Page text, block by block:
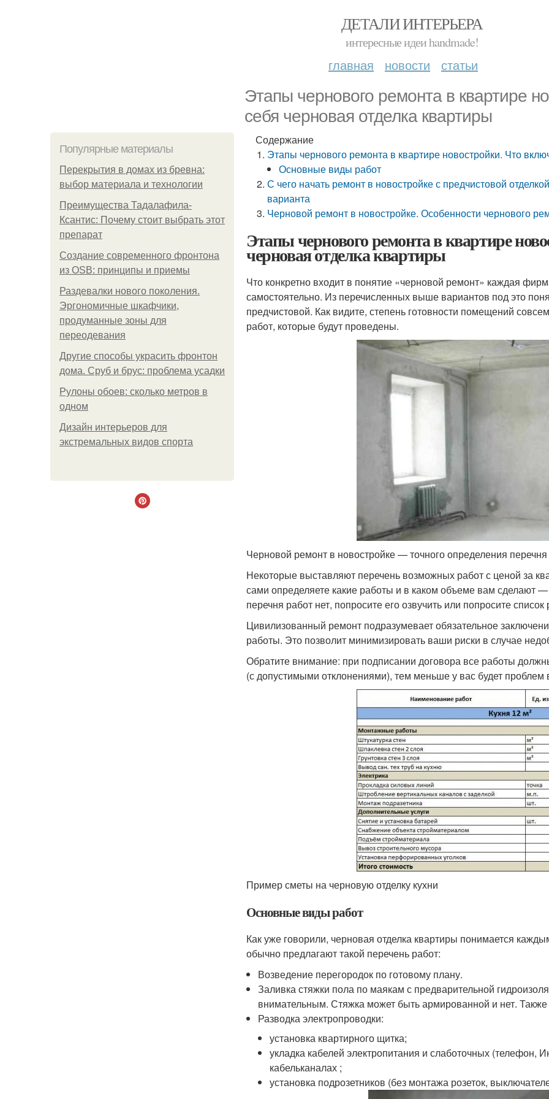
ДЕТАЛИ ИНТЕРЬЕРА
интересные идеи handmade!
главная новости статьи
Этапы чернового ремонта в квартире
себя черновая отделка квартиры
Популярные материалы
Перекрытия в домах из бревна:
выбор материала и технологии
Преимущества Тадалафила-
Ксантис: Почему стоит выбрать этот
препарат
Создание современного фронтона
из OSB: принципы и приемы
Раздевалки нового поколения.
Эргономичные шкафчики,
продуманные зоны для
переодевания
Другие способы украсить фронтон
дома. Сруб и брус: проблема усадки
Рулоны обоев: сколько метров в
одном
Дизайн интерьеров для
экстремальных видов спорта
Содержание
Этапы чернового ремонта в квартире новостройки. Что
Основные виды работ
С чего начать ремонт в новостройке с предчистовой
варианта
Черновой ремонт в новостройке. Особенности чернового
Этапы чернового ремонта в квартире
черновая отделка квартиры
Что конкретно входит в понятие «черновой ремонт» каждая
самостоятельно. Из перечисленных выше вариантов под это
предчистовой. Как видите, степень готовности помещений
работ, которые будут проведены.
Черновой ремонт в новостройке — точного определения перечня
Некоторые выставляют перечень возможных работ с ценой за
сами определяете какие работы и в каком объеме вам сделают
перечня работ нет, попросите его озвучить или попросите
Цивилизованный ремонт подразумевает обязательное
работы. Это позволит минимизировать ваши риски в случае
Обратите внимание: при подписании договора все работы
(с допустимыми отклонениями), тем меньше у вас будет
Пример сметы на черновую отделку кухни
Основные виды работ
Как уже говорили, черновая отделка квартиры понимается
обычно предлагают такой перечень работ:
Возведение перегородок по готовому плану.
Заливка стяжки пола по маякам с предварительной
внимательным. Стяжка может быть армированной и нет.
Разводка электропроводки:
установка квартирного щитка;
укладка кабелей электропитания и слаботочных (телефон,
кабельканалах ;
установка подрозетников (без монтажа розеток,